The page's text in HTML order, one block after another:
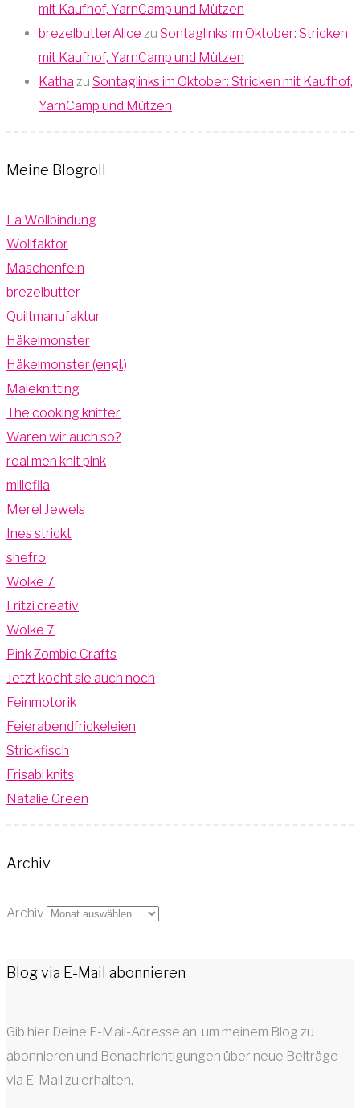
mit Kaufhof, YarnCamp und Mützen
brezelbutterAlice zu Sontaglinks im Oktober: Stricken
mit Kaufhof, YarnCamp und Mützen
Katha zu Sontaglinks im Oktober: Stricken mit Kaufhof,
YarnCamp und Mützen
Meine Blogroll
La Wollbindung
Wollfaktor
Maschenfein
brezelbutter
Quiltmanufaktur
Häkelmonster
Häkelmonster (engl.)
Maleknitting
The cooking knitter
Waren wir auch so?
real men knit pink
millefila
Merel Jewels
Ines strickt
shefro
Wolke 7
Fritzi creativ
Wolke 7
Pink Zombie Crafts
Jetzt kocht sie auch noch
Feinmotorik
Feierabendfrickeleien
Strickfisch
Frisabi knits
Natalie Green
Archiv
Archiv
Blog via E-Mail abonnieren
Gib hier Deine E-Mail-Adresse an, um meinem Blog zu
abonnieren und Benachrichtigungen über neue Beiträge
via E-Mail zu erhalten.